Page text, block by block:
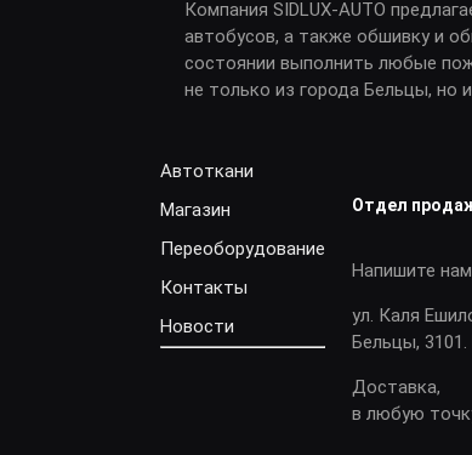
Компания SIDLUX-AUTO
автобусов, а также обшивку и
состоянии выполнить любые
не только из города Бельцы, но
Автоткани
Магазин
Переоборудование
Контакты
Новости
Отдел
Напишите
ул. Каля
Бельцы,
Доставка,
в любую